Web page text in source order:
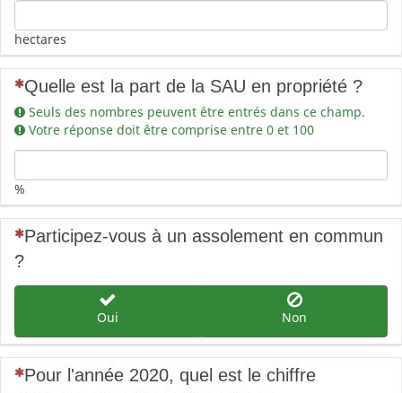
hectares
(Cette question est obligatoire)
Quelle est la part de la SAU en propriété ?
Seuls des nombres peuvent être entrés dans ce champ.
Votre réponse doit être comprise entre 0 et 100
%
(Cette question est obligatoire)
Participez-vous à un assolement en commun
?
Oui Non
(Cette question est obligatoire)
Pour l'année 2020, quel est le chiffre